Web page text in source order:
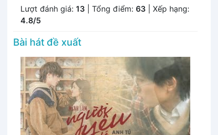
Lượt đánh giá: 13 | Tổng điểm: 63 | Xếp hạng:
4.8/5
Bài hát đề xuất